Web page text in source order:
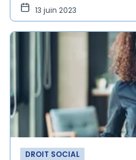
13 juin 2023
DROIT SOCIAL